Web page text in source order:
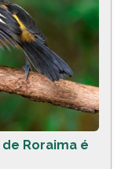
Roraima é